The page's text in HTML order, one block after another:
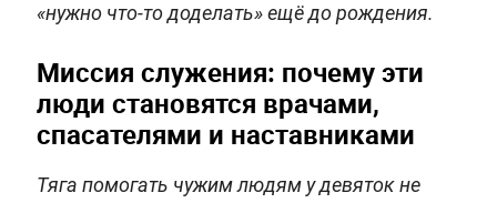
«нужно что-то доделать» ещё до рождения.
Миссия служения: почему эти
люди становятся врачами,
спасателями и наставниками
Тяга помогать чужим людям у девяток не